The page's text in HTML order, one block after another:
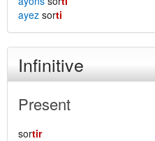
ayez sorti
Infinitive
Present
sortir